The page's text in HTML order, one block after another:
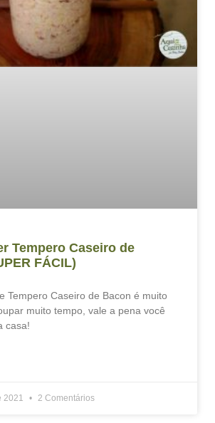
Tempero Caseiro de
FÁCIL)
Tempero Caseiro de Bacon é muito
muito tempo, vale a pena você
casa!
2021 2 Comentários